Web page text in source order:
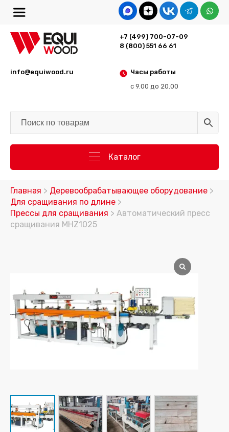
+7 (499) 700-07-09
8 (800) 551 66 61
Часы работы
с 9.00 до 20.00
info@equiwood.ru
Каталог
Главная > Деревообрабатывающее оборудование >
Для сращивания по длине >
Прессы для сращивания > Автоматический пресс
сращивания MHZ1025